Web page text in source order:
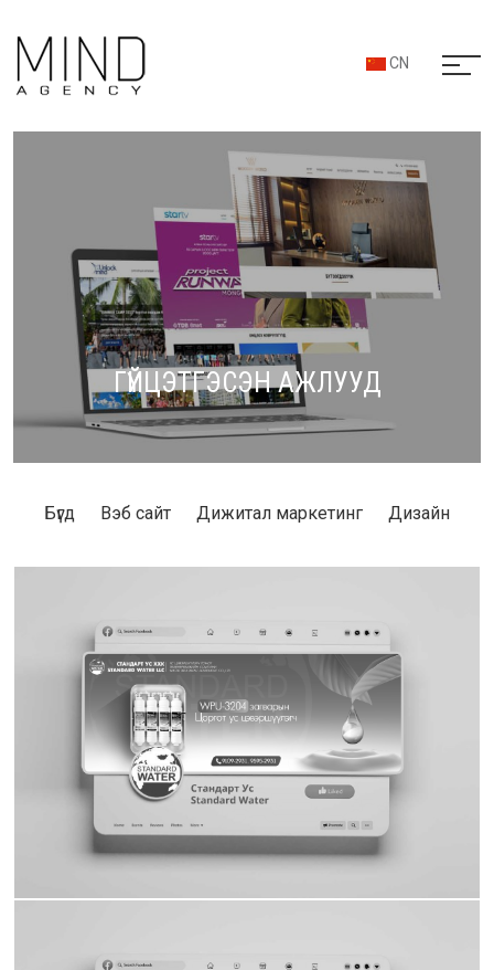
CN
ГҮЙЦЭТГЭСЭН АЖЛУУД
Бүгд Вэб сайт Дижитал маркетинг Дизайн